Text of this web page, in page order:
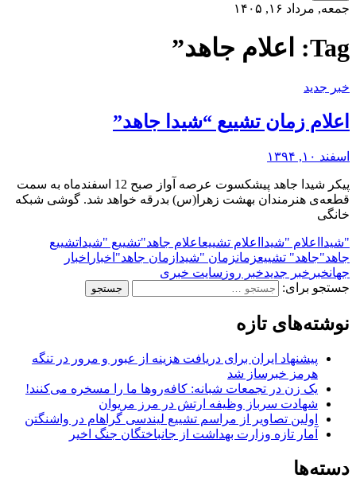
جمعه, مرداد ۱۶, ۱۴۰۵
Tag: اعلام جاهد”
خبر جدید
اعلام زمان تشییع “شیدا جاهد”
اسفند ۱۰, ۱۳۹۴
پیکر شیدا جاهد پیشکسوت عرصه‌ آواز صبح 12 اسفندماه به سمت
قطعه‌ی هنرمندان بهشت زهرا(س) بدرقه خواهد شد. گوشی شبکه
خانگی
"شیدا اعلام "شیدا اعلام تشییعاعلام جاهد"تشییع "شیدا تشییع
جاهد"جاهد" تشییعزمانزمان "شیدا زمان جاهد" اخبار اخبار
جهانخبر خبر جدیدخبر روز سایت خبری
جستجو برای:
نوشته‌های تازه
پیشنهاد ایران برای دریافت هزینه از عبور و مرور در تنگه
هرمز خبرساز شد
یک زن در تجمعات شبانه: کافه‌روها ما را مسخره می‌کنند!
شهادت سرباز وظیفه ارتش در مرز مریوان
اولین تصاویر از مراسم تشییع لیندسی گراهام در واشنگتن
آمار تازه وزارت بهداشت از جانباختگان جنگ اخیر
دسته‌ها